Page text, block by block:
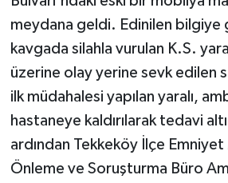
meydana geldi. Edinilen bilgiye
kavgada silahla vurulan K.S.
üzerine olay yerine sevk edilen
ilk müdahalesi yapılan yaralı,
hastaneye kaldırılarak tedavi
ardından Tekkeköy İlçe
Önleme ve Soruşturma Büro